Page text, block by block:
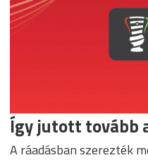
Így jutott tovább
A ráadásban szerezték